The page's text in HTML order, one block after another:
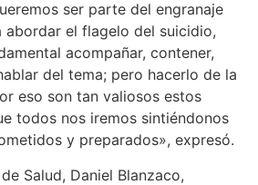
ser parte del engranaje
abordar el flagelo del suicidio,
acompañar, contener,
del tema; pero hacerlo de la
eso son tan valiosos estos
todos nos iremos sintiéndonos
y preparados», expresó.
Salud, Daniel Blanzaco,